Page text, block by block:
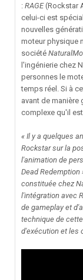
: RAGE(Rockstar
celui-ci est
nouvelles
moteur physique
société
l'ingénierie chez
personnes le
temps réel. Si à
avant de manière
complexe qu'il
« Il y a quelques
Rockstar sur la
l'animation de
Dead Redemption
constituée chez
l'intégration avec
de gameplay et
technique de
d'exécution et les